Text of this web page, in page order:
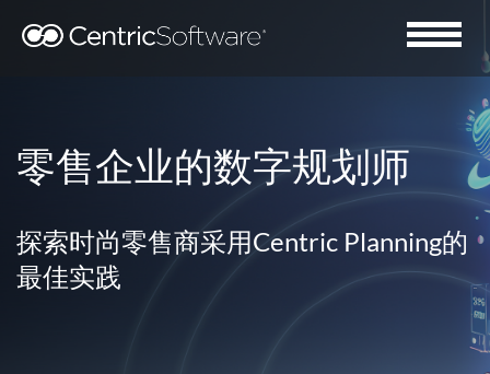
零售企业的数字规划师
探索时尚零售商采用Centric Planning的
最佳实践